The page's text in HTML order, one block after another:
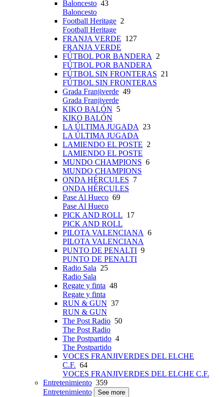
Baloncesto 43
Baloncesto
Football Heritage 2
Football Heritage
FRANJA VERDE 127
FRANJA VERDE
FÚTBOL POR BANDERA
2
FÚTBOL POR BANDERA
FÚTBOL SIN FRONTERAS 21
FÚTBOL SIN FRONTERAS
Grada Franjiverde 49
Grada Franjiverde
KIKO BALÓN 5
KIKO BALÓN
LA ÚLTIMA JUGADA
23
LA ÚLTIMA JUGADA
LAMIENDO EL POSTE 2
LAMIENDO EL POSTE
MUNDO CHAMPIONS 6
MUNDO CHAMPIONS
ONDA HÉRCULES 7
ONDA HÉRCULES
Pase Al Hueco 69
Pase Al Hueco
PICK AND ROLL 17
PICK AND ROLL
PILOTA VALENCIANA 6
PILOTA VALENCIANA
PUNTO DE PENALTI 9
PUNTO DE PENALTI
Radio Sala 25
Radio Sala
Regate y finta 48
Regate y finta
RUN & GUN 37
RUN & GUN
The Post Radio 50
The Post Radio
The Postpartido 4
The Postpartido
VOCES FRANJIVERDES DEL ELCHE
C.F. 64
VOCES FRANJIVERDES DEL ELCHE C.F.
Entretenimiento 359
Entretenimiento
See more